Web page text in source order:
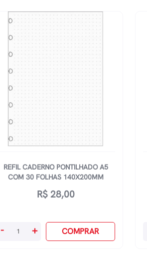
Folhas
200x275mm
quantidade
REFIL CADERNO PONTILHADO A5
COM 30 FOLHAS 140X200MM
R$28,00
Refil
- + COMPRAR